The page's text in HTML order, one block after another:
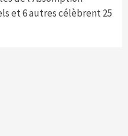
et 6 autres célèbrent 25